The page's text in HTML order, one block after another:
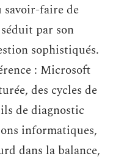
savoir-faire de
par son
sophistiqués.
: Microsoft
des cycles de
de diagnostic
informatiques,
dans la balance,